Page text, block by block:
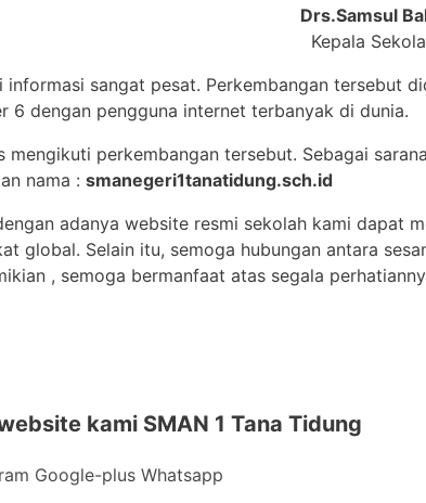
Drs.Samsul
Kepala
sangat pesat. Perkembangan tersebut
6 dengan pengguna internet terbanyak di dunia.
mengikuti perkembangan tersebut. Sebagai
nama : smanegeri1tanatidung.sch.id
adanya website resmi sekolah kami dapat
global. Selain itu, semoga hubungan antara
, semoga bermanfaat atas segala
kami SMAN 1 Tana Tidung
Google-plus Whatsapp